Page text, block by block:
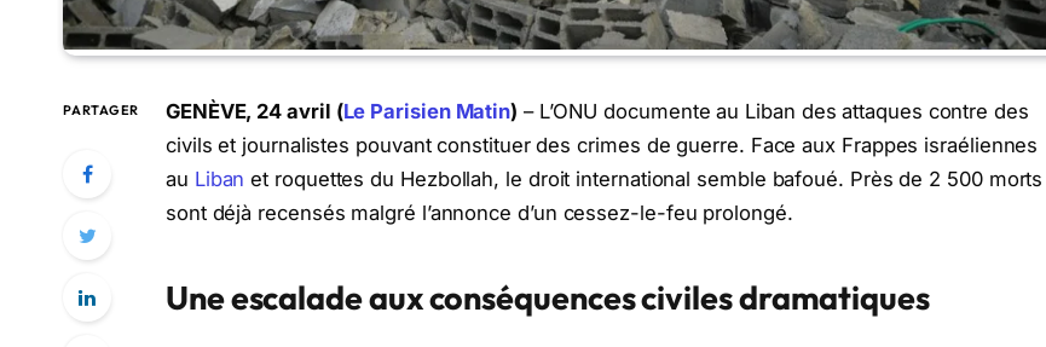
PARTAGER GENÈVE, 24 avril (Le Parisien Matin) – L’ONU documente au Liban des attaques contre des
civils et journalistes pouvant constituer des crimes de guerre. Face aux Frappes israéliennes
au Liban et roquettes du Hezbollah, le droit international semble bafoué. Près de 2 500 morts
sont déjà recensés malgré l’annonce d’un cessez-le-feu prolongé.
Une escalade aux conséquences civiles dramatiques